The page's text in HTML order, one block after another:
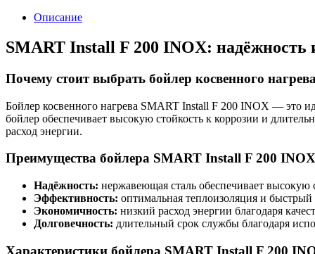
Описание
SMART Install F 200 INOX: надёжность
Почему стоит выбрать бойлер косвенного
Бойлер косвенного нагрева SMART Install F 200 INOX — это
бойлер обеспечивает высокую стойкость к коррозии и
расход энергии.
Преимущества бойлера SMART Install F 200 INOX
Надёжность: нержавеющая сталь обеспечивает высокую
Эффективность: оптимальная теплоизоляция и
Экономичность: низкий расход энергии благодаря
Долговечность: длительный срок службы благодаря
Характеристики бойлера SMART Install F 200